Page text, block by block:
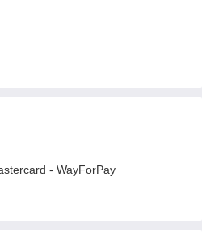
- WayForPay